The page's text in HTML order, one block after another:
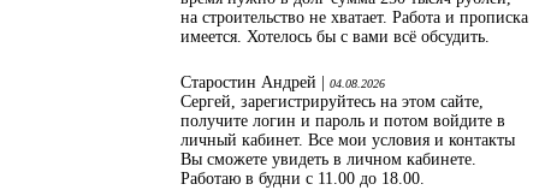
на строительство не хватает. Работа и прописка
имеется. Хотелось бы с вами всё обсудить.
Старостин Андрей | 04.08.2026
Сергей, зарегистрируйтесь на этом сайте,
получите логин и пароль и потом войдите в
личный кабинет. Все мои условия и контакты
Вы сможете увидеть в личном кабинете.
Работаю в будни с 11.00 до 18.00.